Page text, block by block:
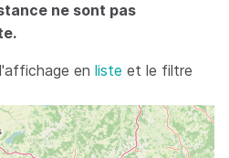
ne sont pas
en liste et le filtre